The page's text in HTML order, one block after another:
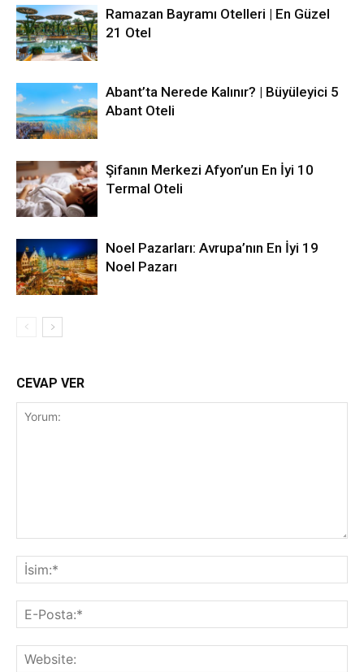
Ramazan Bayramı Otelleri | En Güzel
21 Otel
Abant’ta Nerede Kalınır? | Büyüleyici 5
Abant Oteli
Şifanın Merkezi Afyon’un En İyi 10
Termal Oteli
Noel Pazarları: Avrupa’nın En İyi 19
Noel Pazarı
CEVAP VER